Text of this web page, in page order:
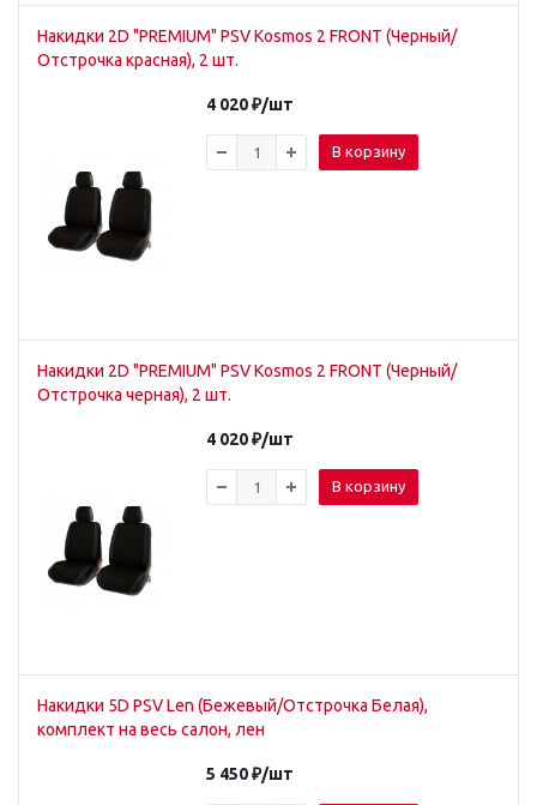
Накидки 2D "PREMIUM" PSV Kosmos 2 FRONT (Черный/
Отстрочка красная), 2 шт.
4 020₽/шт
В корзину
Накидки 2D "PREMIUM" PSV Kosmos 2 FRONT (Черный/
Отстрочка черная), 2 шт.
4 020₽/шт
В корзину
Накидки 5D PSV Len (Бежевый/Отстрочка Белая),
комплект на весь салон, лен
5 450₽/шт